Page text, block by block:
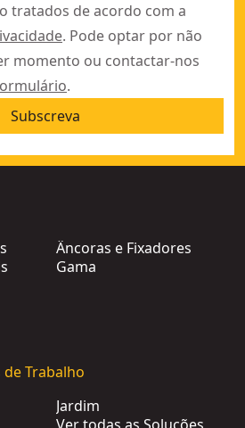
tratados de acordo com a
. Pode optar por não
momento ou contactar-nos
.
Subscreva
Âncoras e Fixadores
Gama
de Trabalho
Jardim